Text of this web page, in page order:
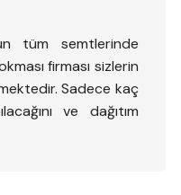
tüm semtlerinde
firması sizlerin
Sadece kaç
ve dağıtım